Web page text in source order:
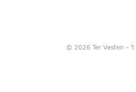
© 2026 Ter Vesten - 't